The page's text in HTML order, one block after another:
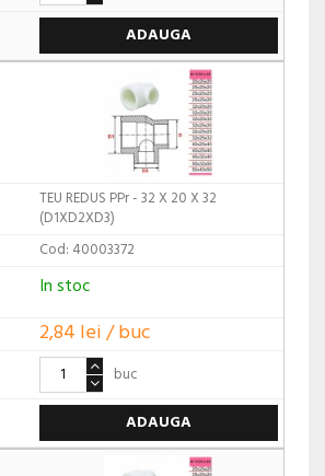
ADAUGA
TEU REDUS PPr - 32 X 20 X 32
(D1XD2XD3)
Cod: 40003372
In stoc
2,84 lei / buc
buc
ADAUGA